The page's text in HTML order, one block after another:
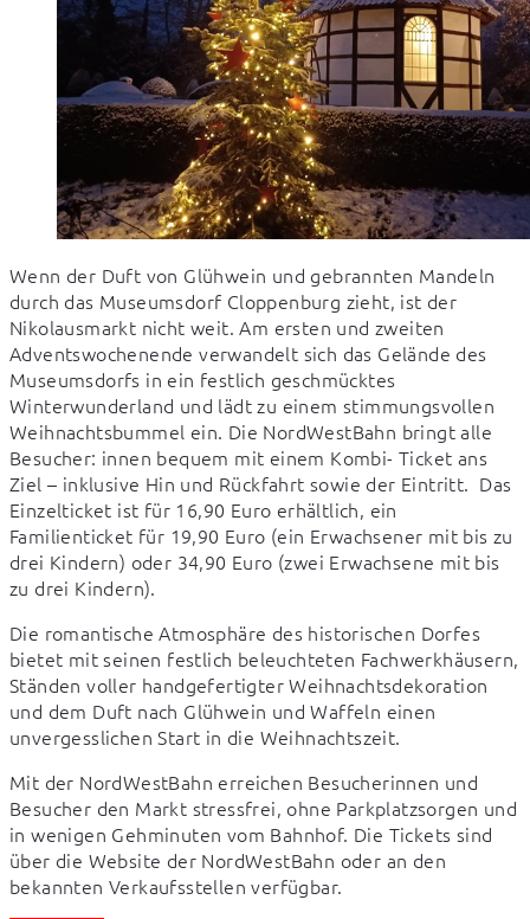
Wenn der Duft von Glühwein und gebrannten Mandeln
durch das Museumsdorf Cloppenburg zieht, ist der
Nikolausmarkt nicht weit. Am ersten und zweiten
Adventswochenende verwandelt sich das Gelände des
Museumsdorfs in ein festlich geschmücktes
Winterwunderland und lädt zu einem stimmungsvollen
Weihnachtsbummel ein. Die NordWestBahn bringt alle
Besucher: innen bequem mit einem Kombi- Ticket ans
Ziel – inklusive Hin und Rückfahrt sowie der Eintritt.  Das
Einzelticket ist für 16,90 Euro erhältlich, ein
Familienticket für 19,90 Euro (ein Erwachsener mit bis zu
drei Kindern) oder 34,90 Euro (zwei Erwachsene mit bis
zu drei Kindern).
Die romantische Atmosphäre des historischen Dorfes
bietet mit seinen festlich beleuchteten Fachwerkhäusern,
Ständen voller handgefertigter Weihnachtsdekoration
und dem Duft nach Glühwein und Waffeln einen
unvergesslichen Start in die Weihnachtszeit.
Mit der NordWestBahn erreichen Besucherinnen und
Besucher den Markt stressfrei, ohne Parkplatzsorgen und
in wenigen Gehminuten vom Bahnhof. Die Tickets sind
über die Website der NordWestBahn oder an den
bekannten Verkaufsstellen verfügbar.